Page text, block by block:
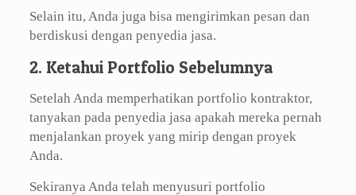
Selain itu, Anda juga bisa mengirimkan pesan dan
berdiskusi dengan penyedia jasa.
2. Ketahui Portfolio Sebelumnya
Setelah Anda memperhatikan portfolio kontraktor,
tanyakan pada penyedia jasa apakah mereka pernah
menjalankan proyek yang mirip dengan proyek
Anda.
Sekiranya Anda telah menyusuri portfolio